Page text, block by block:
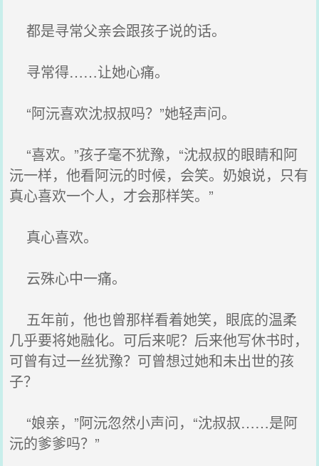
都是寻常父亲会跟孩子说的话。
寻常得……让她心痛。
“阿沅喜欢沈叔叔吗？”她轻声问。
“喜欢。”孩子毫不犹豫，“沈叔叔的眼睛和阿
沅一样，他看阿沅的时候，会笑。奶娘说，只有
真心喜欢一个人，才会那样笑。”
真心喜欢。
云殊心中一痛。
五年前，他也曾那样看着她笑，眼底的温柔
几乎要将她融化。可后来呢？后来他写休书时，
可曾有过一丝犹豫？可曾想过她和未出世的孩
子？
“娘亲，”阿沅忽然小声问，“沈叔叔……是阿
沅的爹爹吗？”